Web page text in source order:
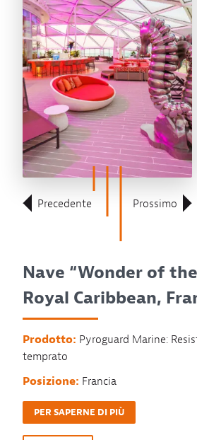
Nave “Wonder of
Royal Caribbean,
Prodotto: Pyroguard Marine:
temprato
Posizione: Francia
PER SAPERNE DI PIÙ
Precedente Prossimo